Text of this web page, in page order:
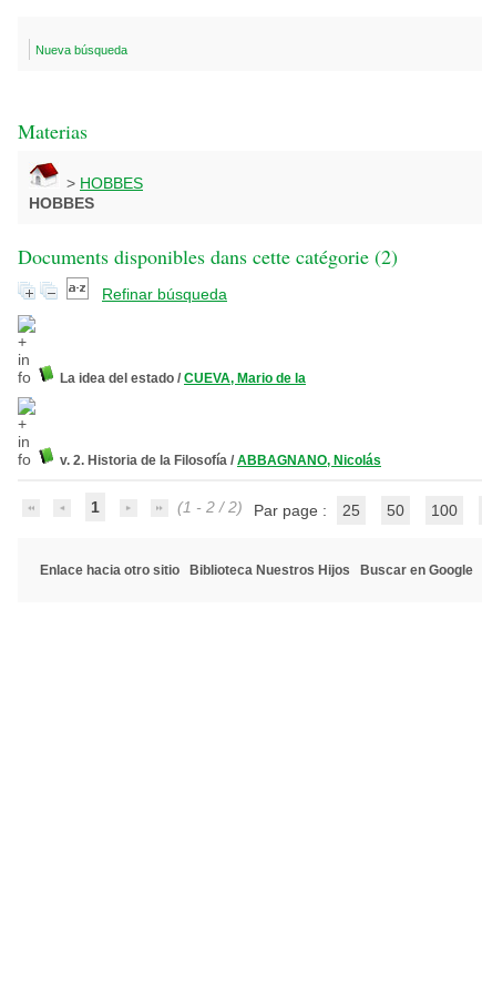
Nueva búsqueda
Materias
> HOBBES
HOBBES
Documents disponibles dans cette catégorie (2)
Refinar búsqueda
La idea del estado / CUEVA, Mario de la
v. 2. Historia de la Filosofía / ABBAGNANO, Nicolás
1 (1 - 2 / 2) Par page : 25 50 100
Enlace hacia otro sitio Biblioteca Nuestros Hijos Buscar en Google